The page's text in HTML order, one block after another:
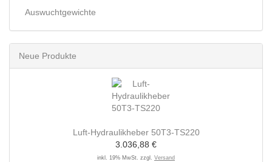
Auswuchtgewichte
Neue Produkte
Luft-Hydraulikheber 50T3-TS220
3.036,88 €
inkl. 19% MwSt. zzgl. Versand